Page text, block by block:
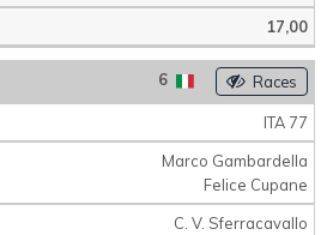
17,00
6 Races
ITA 77
Marco Gambardella
Felice Cupane
C. V. Sferracavallo